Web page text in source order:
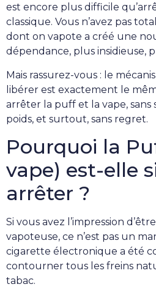
est encore plus difficile
classique. Vous n’avez pas
dont on vapote a créé une
dépendance, plus insidieuse,
Mais rassurez-vous : le
libérer est exactement le
arrêter la puff et la vape, sans
poids, et surtout, sans regret.
Pourquoi la
vape) est-elle
arrêter ?
Si vous avez l’impression
vapoteuse, ce n’est pas un
cigarette électronique a été
contourner tous les freins
tabac.